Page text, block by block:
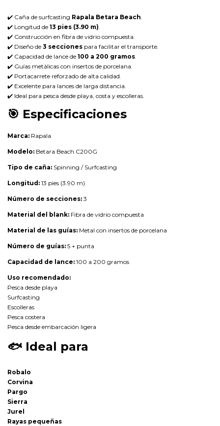
✔️ Caña de surfcasting Rapala Betara Beach
✔️ Longitud de 13 pies (3.90 m)
✔️ Construcción en fibra de vidrio compuesta.
✔️ Diseño de 3 secciones para facilitar el transporte.
✔️ Capacidad de lance de 100 a 200 gramos
✔️ Guías metálicas con insertos de porcelana.
✔️ Portacarrete reforzado de alta calidad.
✔️ Excelente para lances de larga distancia.
✔️ Ideal para pesca desde playa, costa y escolleras.
🎯 Especificaciones
Marca: Rapala
Modelo: Betara Beach C200G
Tipo de caña: Spinning / Surfcasting
Longitud: 13 pies (3.90 m)
Número de secciones: 3
Material del blank: Fibra de vidrio compuesta
Material de las guías: Metal con insertos de porcelana
Número de guías: 5 + punta
Capacidad de lance: 100 a 200 gramos
Uso recomendado:
Pesca desde playa
Surfcasting
Escolleras
Pesca costera
Pesca desde embarcación ligera
🐟 Ideal para
Robalo
Corvina
Pargo
Sierra
Jurel
Rayas pequeñas